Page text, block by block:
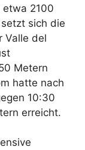
etwa 2100
sich die
Valle del
Metern
hatte nach
10:30
erreicht.